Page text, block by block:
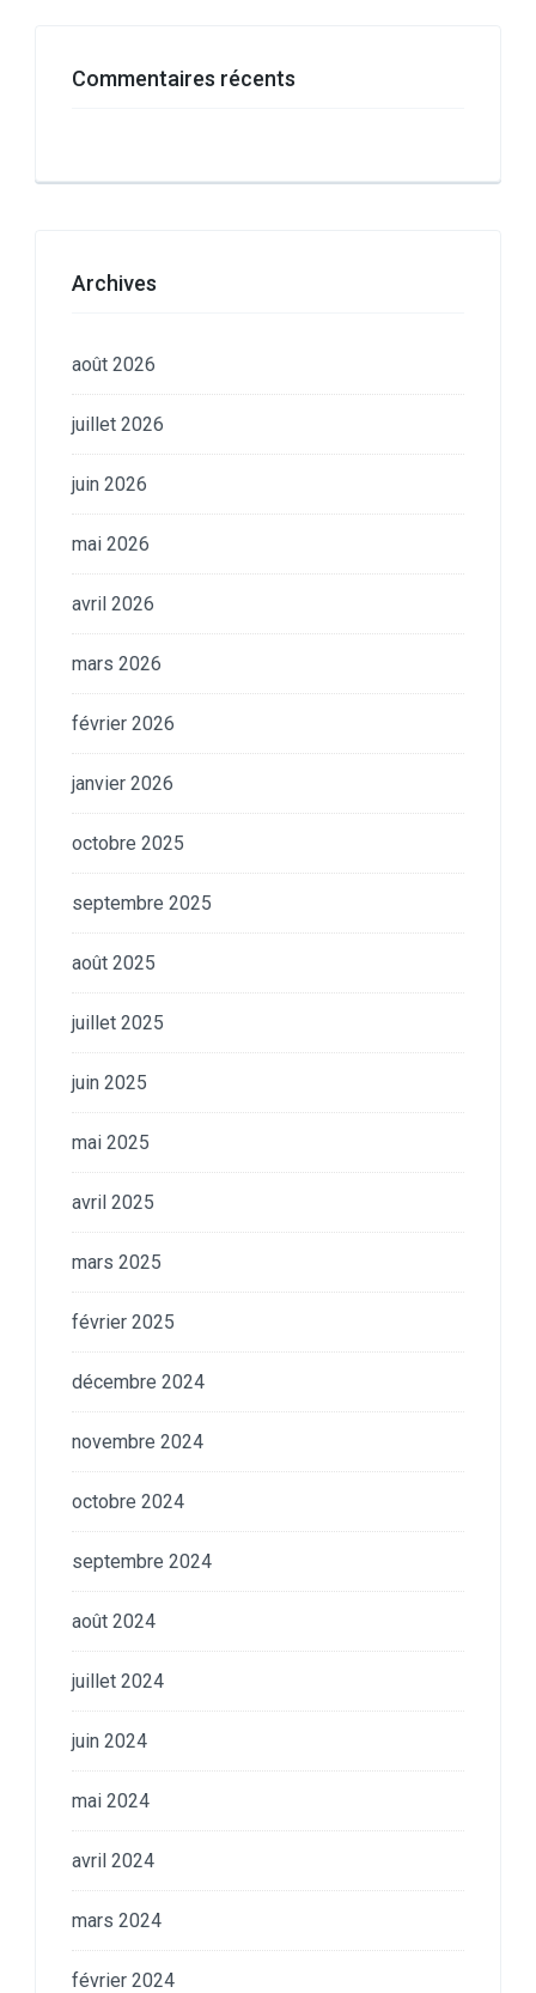
Commentaires récents
Archives
août 2026
juillet 2026
juin 2026
mai 2026
avril 2026
mars 2026
février 2026
janvier 2026
octobre 2025
septembre 2025
août 2025
juillet 2025
juin 2025
mai 2025
avril 2025
mars 2025
février 2025
décembre 2024
novembre 2024
octobre 2024
septembre 2024
août 2024
juillet 2024
juin 2024
mai 2024
avril 2024
mars 2024
février 2024